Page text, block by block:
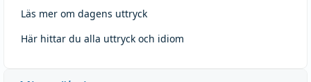
Läs mer om dagens uttryck
Här hittar du alla uttryck och idiom